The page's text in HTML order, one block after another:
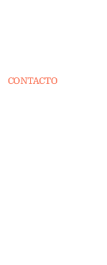
CONTACTO